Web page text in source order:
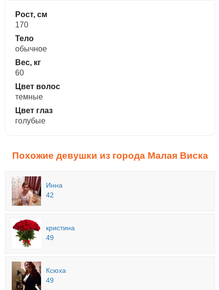
Рост, см
170
Тело
обычное
Вес, кг
60
Цвет волос
темные
Цвет глаз
голубые
Похожие девушки из города Малая Виска
Инна
42
кристина
49
Ксюха
49